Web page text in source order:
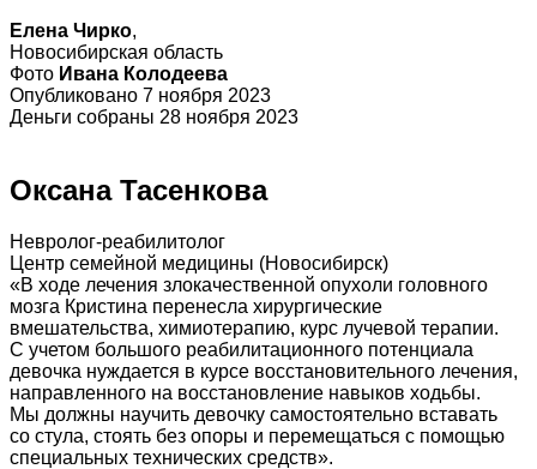
Елена Чирко,
Новосибирская область
Фото Ивана Колодеева
Опубликовано 7 ноября 2023
Деньги собраны 28 ноября 2023
Оксана Тасенкова
Невролог-реабилитолог
Центр семейной медицины (Новосибирск)
«В ходе лечения злокачественной опухоли головного
мозга Кристина перенесла хирургические
вмешательства, химиотерапию, курс лучевой терапии.
С учетом большого реабилитационного потенциала
девочка нуждается в курсе восстановительного лечения,
направленного на восстановление навыков ходьбы.
Мы должны научить девочку самостоятельно вставать
со стула, стоять без опоры и перемещаться с помощью
специальных технических средств».